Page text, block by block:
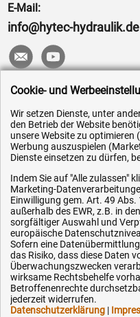
E-Mail:
info@hytec-hydraulik.de
Versandkosten
Zahlungsarten
AGB / Widerrufsrecht
Datenschutz
Impressum
Karriere
OEM-Ersatzteile
Technik-Hilfe
Downloads
Cookie- und
Wir setzen Dienste, unter
den Betrieb der Website
unsere Website zu
Werbung auszuspielen
Dienste einsetzen zu dürfen,
Indem Sie auf "Alle zulassen"
Marketing-
Einwilligung gem. Art. 49 Abs.
außerhalb des EWR, z.B. in
sorgfältiger Auswahl und
europäische
Sofern eine
das Risiko, dass diese Daten
Überwachungszwecken
wirksame Rechtsbehelfe
Betroffenenrechte
jederzeit widerrufen.
Datenschutzerklärung |